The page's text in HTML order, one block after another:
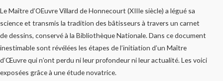
Le Maître d’OEuvre Villard de Honnecourt (XIIIe siècle) a légué sa
science et transmis la tradition des bâtisseurs à travers un carnet
de dessins, conservé à la Bibliothèque Nationale. Dans ce document
inestimable sont révélées les étapes de l’initiation d’un Maître
d’Œuvre qui n’ont perdu ni leur profondeur ni leur actualité. Les voici
exposées grâce à une étude novatrice.